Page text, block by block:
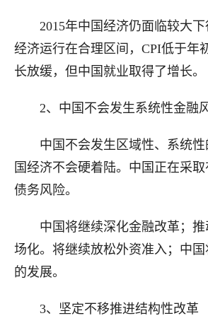
2015年中国经济仍面临较大下
经济运行在合理区间，CPI低于年
长放缓，但中国就业取得了增长。
2、中国不会发生系统性金融
中国不会发生区域性、系统性
国经济不会硬着陆。中国正在采
债务风险。
中国将继续深化金融改革；推
场化。将继续放松外资准入；中
的发展。
3、坚定不移推进结构性改革